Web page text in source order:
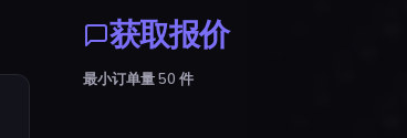
获取报价
最小订单量50 件